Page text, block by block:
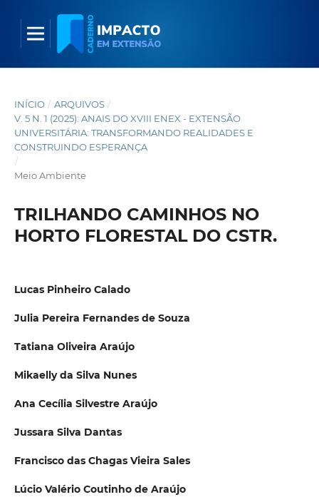
INÍCIO / ARQUIVOS /
V. 5 N. 1 (2025): ANAIS DO XVIII ENEX - EXTENSÃO
UNIVERSITÁRIA: TRANSFORMANDO REALIDADES E
CONSTRUINDO ESPERANÇA
/
Meio Ambiente
TRILHANDO CAMINHOS NO
HORTO FLORESTAL DO CSTR.
Lucas Pinheiro Calado
Julia Pereira Fernandes de Souza
Tatiana Oliveira Araújo
Mikaelly da Silva Nunes
Ana Cecília Silvestre Araújo
Jussara Silva Dantas
Francisco das Chagas Vieira Sales
Lúcio Valério Coutinho de Araújo